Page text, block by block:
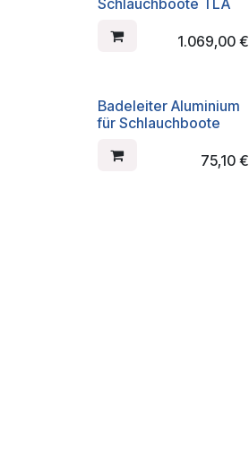
Schlauchboote TLA
1.069,00 €
Badeleiter Aluminium
für Schlauchboote
75,10 €